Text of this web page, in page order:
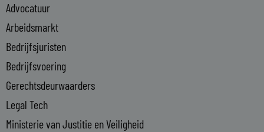
d
i
n
-
i
n
Advocatuur
Arbeidsmarkt
Bedrijfsjuristen
Bedrijfsvoering
Gerechtsdeurwaarders
Legal Tech
Ministerie van Justitie en Veiligheid